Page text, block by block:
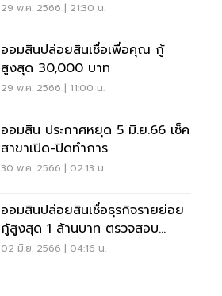
29 พ.ค. 2566 | 21:30 น.
ออมสินปล่อยสินเชื่อเพื่อคุณ กู้
สูงสุด 30,000 บาท
29 พ.ค. 2566 | 11:00 น.
ออมสิน ประกาศหยุด 5 มิ.ย.66 เช็ค
สาขาเปิด-ปิดทำการ
30 พ.ค. 2566 | 02:13 น.
ออมสินปล่อยสินเชื่อธุรกิจรายย่อย
กู้สูงสุด 1 ล้านบาท ตรวจสอบ
เงื่อนไข
02 มิ.ย. 2566 | 04:16 น.